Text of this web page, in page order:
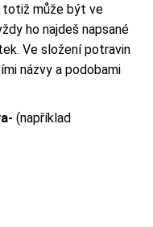
totiž může být ve
ho najdeš napsané
Ve složení potravin
názvy a podobami
(například